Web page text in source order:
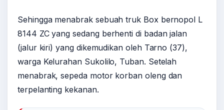
Sehingga menabrak sebuah truk Box bernopol L
8144 ZC yang sedang berhenti di badan jalan
(jalur kiri) yang dikemudikan oleh Tarno (37),
warga Kelurahan Sukolilo, Tuban. Setelah
menabrak, sepeda motor korban oleng dan
terpelanting kekanan.